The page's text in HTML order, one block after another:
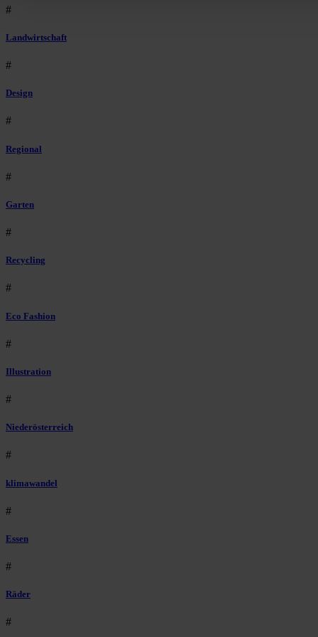
#
Landwirtschaft
#
Design
#
Regional
#
Garten
#
Recycling
#
Eco Fashion
#
Illustration
#
Niederösterreich
#
klimawandel
#
Essen
#
Räder
#